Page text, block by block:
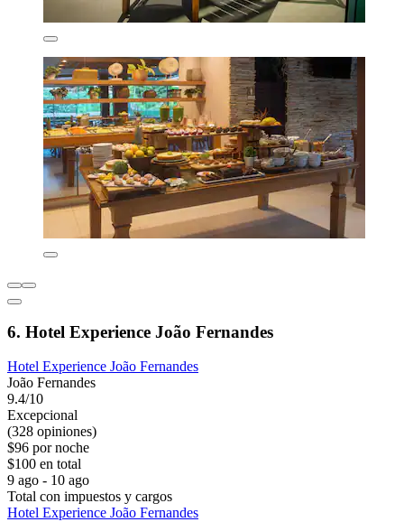
6. Hotel Experience João Fernandes
Hotel Experience João Fernandes
João Fernandes
9.4/10
Excepcional
(328 opiniones)
$96 por noche
$100 en total
9 ago - 10 ago
Total con impuestos y cargos
Hotel Experience João Fernandes